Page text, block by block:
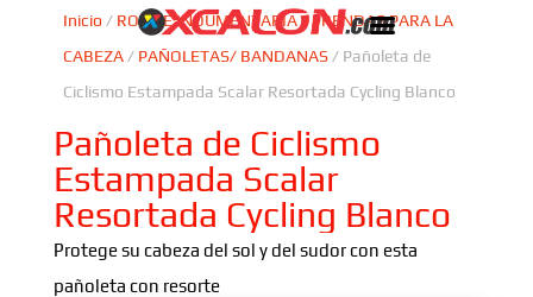
Inicio / ROPA E INDUMENTARIA/PRENDAS PARA LA
CABEZA/ PAÑOLETAS/ BANDANAS/ Pañoleta de
Ciclismo Estampada Scalar Resortada Cycling Blanco
Pañoleta de Ciclismo
Estampada Scalar
Resortada Cycling Blanco
Protege su cabeza del sol y del sudor con esta
pañoleta con resorte